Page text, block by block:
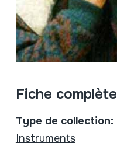
Fiche complète
Type de collection:
Instruments